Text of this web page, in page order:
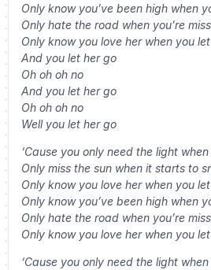
Only know you’ve been high when
Only hate the road when you’re
Only know you love her when you
And you let her go
Oh oh oh no
And you let her go
Oh oh oh no
Well you let her go
‘Cause you only need the light
Only miss the sun when it starts to
Only know you love her when you
Only know you’ve been high when
Only hate the road when you’re
Only know you love her when you
‘Cause you only need the light